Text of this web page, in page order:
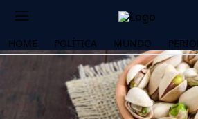
HOME POLÍTICA MUNDO